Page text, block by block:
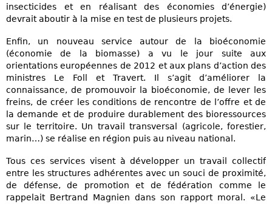
insecticides et en réalisant des économies d’énergie)
devrait aboutir à la mise en test de plusieurs projets.
Enfin, un nouveau service autour de la bioéconomie
(économie de la biomasse) a vu le jour suite aux
orientations européennes de 2012 et aux plans d’action des
ministres Le Foll et Travert. Il s’agit d’améliorer la
connaissance, de promouvoir la bioéconomie, de lever les
freins, de créer les conditions de rencontre de l’offre et de
la demande et de produire durablement des bioressources
sur le territoire. Un travail transversal (agricole, forestier,
marin…) se réalise en région puis au niveau national.
Tous ces services visent à développer un travail collectif
entre les structures adhérentes avec un souci de proximité,
de défense, de promotion et de fédération comme le
rappelait Bertrand Magnien dans son rapport moral. «Le